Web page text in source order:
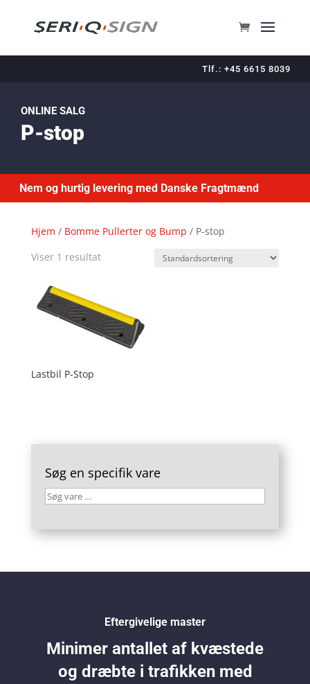
Tlf.: +45 6615 8039
ONLINE SALG
P-stop
Nem og hurtig levering med Danske Fragtmænd
Hjem / Bomme Pullerter og Bump / P-stop
Viser 1 resultat
Lastbil P-Stop
Søg en specifik vare
Søg
…
Eftergivelige master
Minimer antallet af kvæstede
og dræbte i trafikken med